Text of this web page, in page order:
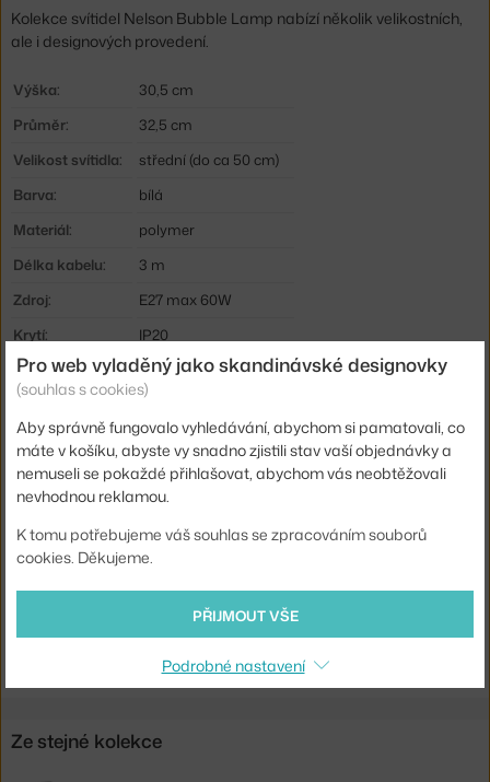
Kolekce svítidel Nelson Bubble Lamp nabízí několik velikostních,
ale i designových provedení.
Výška:
30,5 cm
Průměr:
32,5 cm
Velikost svítidla:
střední (do ca 50 cm)
Barva:
bílá
Materiál:
polymer
Délka kabelu:
3 m
Zdroj:
E27 max 60W
Krytí:
IP20
Hlavní materiál:
pryskyřice
Patice / zdroj:
Distribuce světla: nepřímé světlo
Zdroj součástí:
ne
Kód produktu
HAY-AB103-A601-AB14
Shopping from the EU? Switch to
Nelson Ball Crisscross S
Ze stejné kolekce
Pro web vyladěný jako skandinávské designovky
(souhlas s cookies)
Aby správně fungovalo vyhledávání, abychom si pamatovali, co
máte v košíku, abyste vy snadno zjistili stav vaší objednávky a
nemuseli se pokaždé přihlašovat, abychom vás neobtěžovali
nevhodnou reklamou.
K tomu potřebujeme váš souhlas se zpracováním souborů
cookies. Děkujeme.
PŘIJMOUT VŠE
Podrobné nastavení